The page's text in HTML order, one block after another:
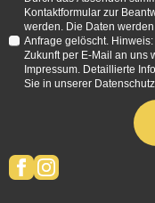
Kontaktformular zur
werden. Die Daten
Anfrage gelöscht.
Zukunft per E-Mail an uns
Impressum. Detaillierte
Sie in unserer